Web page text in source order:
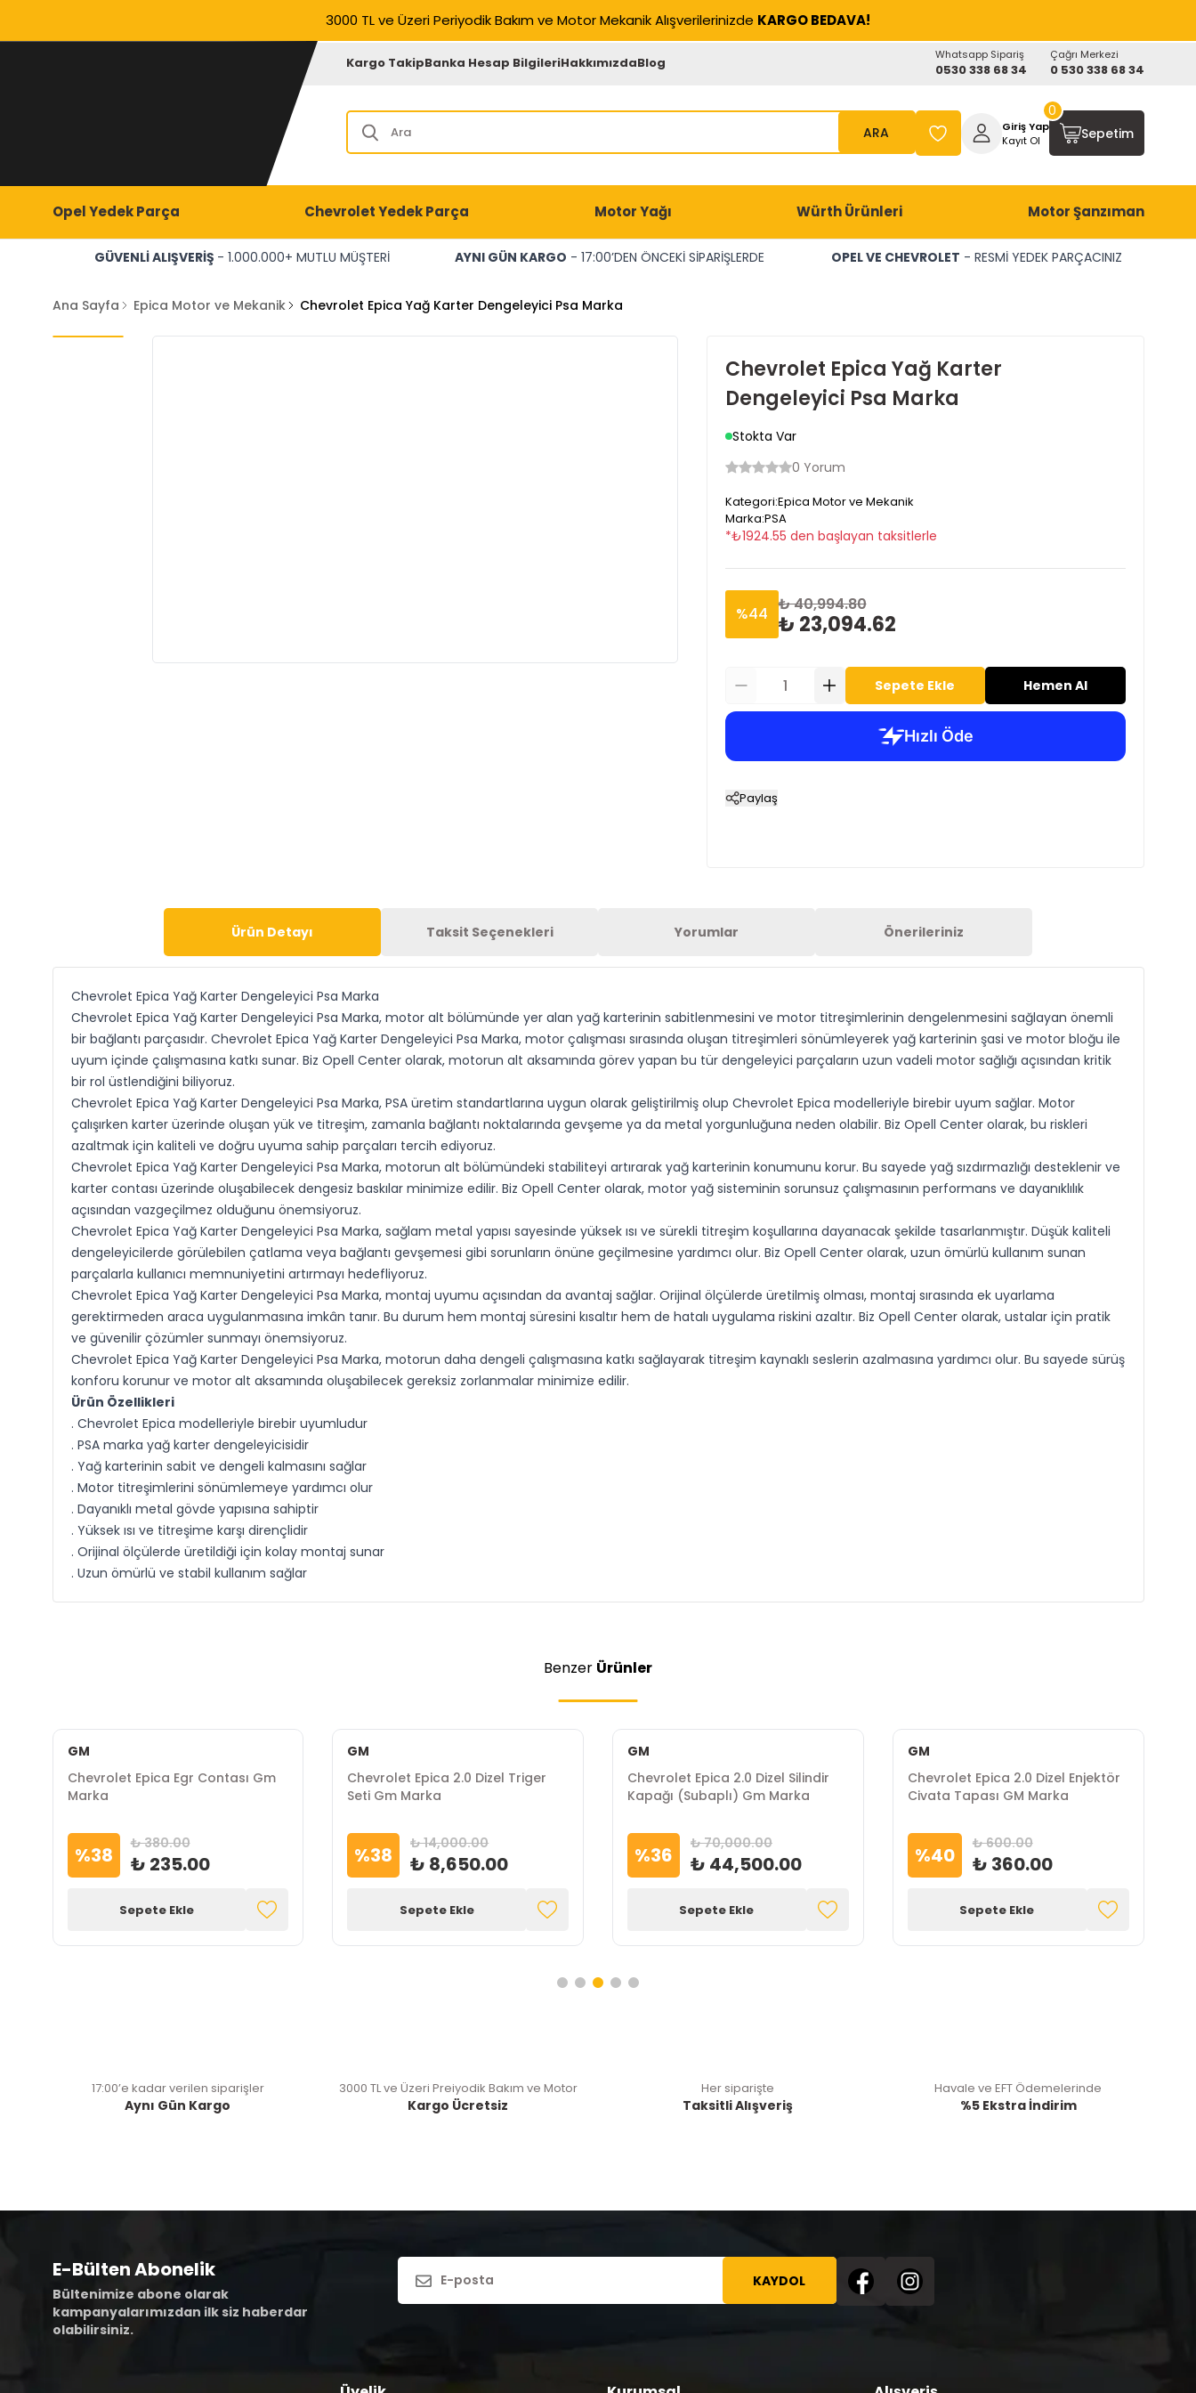
3000 TL ve Üzeri Periyodik Bakım ve Motor Mekanik Alışverilerinizde KARGO BEDAVA!
Kargo TakipBanka Hesap BilgileriHakkımızdaBlog Whatsapp Sipariş
0530 338 68 34
Çağrı Merkezi
0 530 338 68 34
ARA
Giriş Yap
Kayıt Ol
Sepetim
0
Opel Yedek Parça Chevrolet Yedek Parça Motor Yağı Würth Ürünleri Motor Şanzıman
GÜVENLİ ALIŞVERİŞ - 1.000.000+ MUTLU MÜŞTERİ AYNI GÜN KARGO - 17:00’DEN ÖNCEKİ SİPARİŞLERDE OPEL VE CHEVROLET - RESMİ YEDEK PARÇACINIZ
Ana Sayfa Epica Motor ve Mekanik Chevrolet Epica Yağ Karter Dengeleyici Psa Marka
Chevrolet Epica Yağ Karter
Dengeleyici Psa Marka
Stokta Var
0 Yorum
Kategori:Epica Motor ve Mekanik
Marka:PSA
*₺1924.55 den başlayan taksitlerle
%44 ₺ 40,994.80
₺ 23,094.62
Sepete Ekle Hemen Al
Paylaş
Ürün Detayı Taksit Seçenekleri Yorumlar Önerileriniz
Chevrolet Epica Yağ Karter Dengeleyici Psa Marka
Chevrolet Epica Yağ Karter Dengeleyici Psa Marka, motor alt bölümünde yer alan yağ karterinin sabitlenmesini ve motor titreşimlerinin dengelenmesini sağlayan önemli
bir bağlantı parçasıdır. Chevrolet Epica Yağ Karter Dengeleyici Psa Marka, motor çalışması sırasında oluşan titreşimleri sönümleyerek yağ karterinin şasi ve motor bloğu ile
uyum içinde çalışmasına katkı sunar. Biz Opell Center olarak, motorun alt aksamında görev yapan bu tür dengeleyici parçaların uzun vadeli motor sağlığı açısından kritik
bir rol üstlendiğini biliyoruz.
Chevrolet Epica Yağ Karter Dengeleyici Psa Marka, PSA üretim standartlarına uygun olarak geliştirilmiş olup Chevrolet Epica modelleriyle birebir uyum sağlar. Motor
çalışırken karter üzerinde oluşan yük ve titreşim, zamanla bağlantı noktalarında gevşeme ya da metal yorgunluğuna neden olabilir. Biz Opell Center olarak, bu riskleri
azaltmak için kaliteli ve doğru uyuma sahip parçaları tercih ediyoruz.
Chevrolet Epica Yağ Karter Dengeleyici Psa Marka, motorun alt bölümündeki stabiliteyi artırarak yağ karterinin konumunu korur. Bu sayede yağ sızdırmazlığı desteklenir ve
karter contası üzerinde oluşabilecek dengesiz baskılar minimize edilir. Biz Opell Center olarak, motor yağ sisteminin sorunsuz çalışmasının performans ve dayanıklılık
açısından vazgeçilmez olduğunu önemsiyoruz.
Chevrolet Epica Yağ Karter Dengeleyici Psa Marka, sağlam metal yapısı sayesinde yüksek ısı ve sürekli titreşim koşullarına dayanacak şekilde tasarlanmıştır. Düşük kaliteli
dengeleyicilerde görülebilen çatlama veya bağlantı gevşemesi gibi sorunların önüne geçilmesine yardımcı olur. Biz Opell Center olarak, uzun ömürlü kullanım sunan
parçalarla kullanıcı memnuniyetini artırmayı hedefliyoruz.
Chevrolet Epica Yağ Karter Dengeleyici Psa Marka, montaj uyumu açısından da avantaj sağlar. Orijinal ölçülerde üretilmiş olması, montaj sırasında ek uyarlama
gerektirmeden araca uygulanmasına imkân tanır. Bu durum hem montaj süresini kısaltır hem de hatalı uygulama riskini azaltır. Biz Opell Center olarak, ustalar için pratik
ve güvenilir çözümler sunmayı önemsiyoruz.
Chevrolet Epica Yağ Karter Dengeleyici Psa Marka, motorun daha dengeli çalışmasına katkı sağlayarak titreşim kaynaklı seslerin azalmasına yardımcı olur. Bu sayede sürüş
konforu korunur ve motor alt aksamında oluşabilecek gereksiz zorlanmalar minimize edilir.
Ürün Özellikleri
. Chevrolet Epica modelleriyle birebir uyumludur
. PSA marka yağ karter dengeleyicisidir
. Yağ karterinin sabit ve dengeli kalmasını sağlar
. Motor titreşimlerini sönümlemeye yardımcı olur
. Dayanıklı metal gövde yapısına sahiptir
. Yüksek ısı ve titreşime karşı dirençlidir
. Orijinal ölçülerde üretildiği için kolay montaj sunar
. Uzun ömürlü ve stabil kullanım sağlar
Benzer Ürünler
GM
Chevrolet Epica Egr Contası Gm
Marka
%38 ₺ 380.00
₺ 235.00
Sepete Ekle
GM
Chevrolet Epica 2.0 Dizel Triger
Seti Gm Marka
%38 ₺ 14,000.00
₺ 8,650.00
Sepete Ekle
GM
Chevrolet Epica 2.0 Dizel Silindir
Kapağı (Subaplı) Gm Marka
%36 ₺ 70,000.00
₺ 44,500.00
Sepete Ekle
GM
Chevrolet Epica 2.0 Dizel Enjektör
Civata Tapası GM Marka
%40 ₺ 600.00
₺ 360.00
Sepete Ekle
17:00’e kadar verilen siparişler
Aynı Gün Kargo
3000 TL ve Üzeri Preiyodik Bakım ve Motor
Kargo Ücretsiz
Her siparişte
Taksitli Alışveriş
Havale ve EFT Ödemelerinde
%5 Ekstra İndirim
E-Bülten Abonelik
Bültenimize abone olarak
kampanyalarımızdan ilk siz haberdar
olabilirsiniz.
KAYDOL